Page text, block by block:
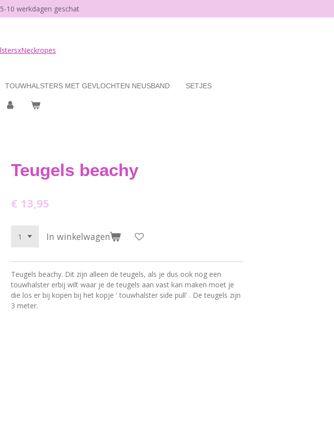
5-10 werkdagen geschat
TOUWHALSTERS MET GEVLOCHTEN NEUSBAND SETJES
Teugels beachy
€ 13,95
In winkelwagen
Teugels beachy. Dit zijn alleen de teugels, als je dus ook nog een
touwhalster erbij wilt waar je de teugels aan vast kan maken moet je
die los er bij kopen bij het kopje ' touwhalster side pull' . De teugels zijn
3 meter.